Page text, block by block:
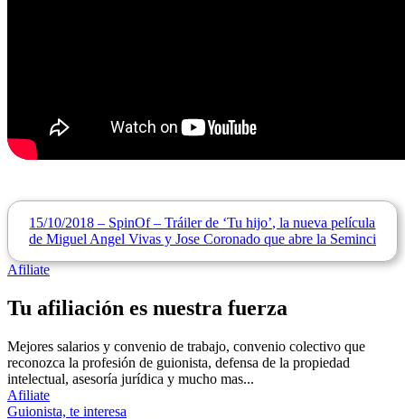
15/10/2018 – SpinOf – Tráiler de ‘Tu hijo’, la nueva película
de Miguel Angel Vivas y Jose Coronado que abre la Seminci
Afiliate
Tu afiliación es nuestra fuerza
Mejores salarios y convenio de trabajo, convenio colectivo que
reconozca la profesión de guionista, defensa de la propiedad
intelectual, asesoría jurídica y mucho mas...
Afiliate
Guionista, te interesa